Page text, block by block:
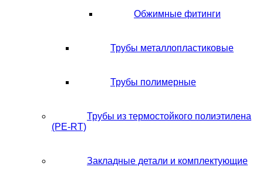
Обжимные фитинги
Трубы металлопластиковые
Трубы полимерные
Трубы из термостойкого полиэтилена
(PE-RT)
Закладные детали и комплектующие